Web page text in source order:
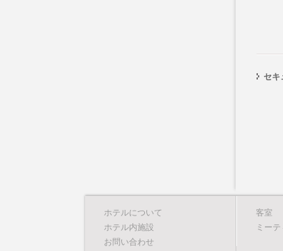
セキ
ホテルについて
ホテル内施設
お問い合わせ
客室
ミー